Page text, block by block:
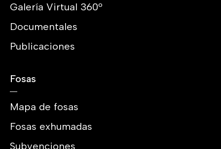
Galería Virtual 360º
Documentales
Publicaciones
Fosas
Mapa de fosas
Fosas exhumadas
Subvenciones